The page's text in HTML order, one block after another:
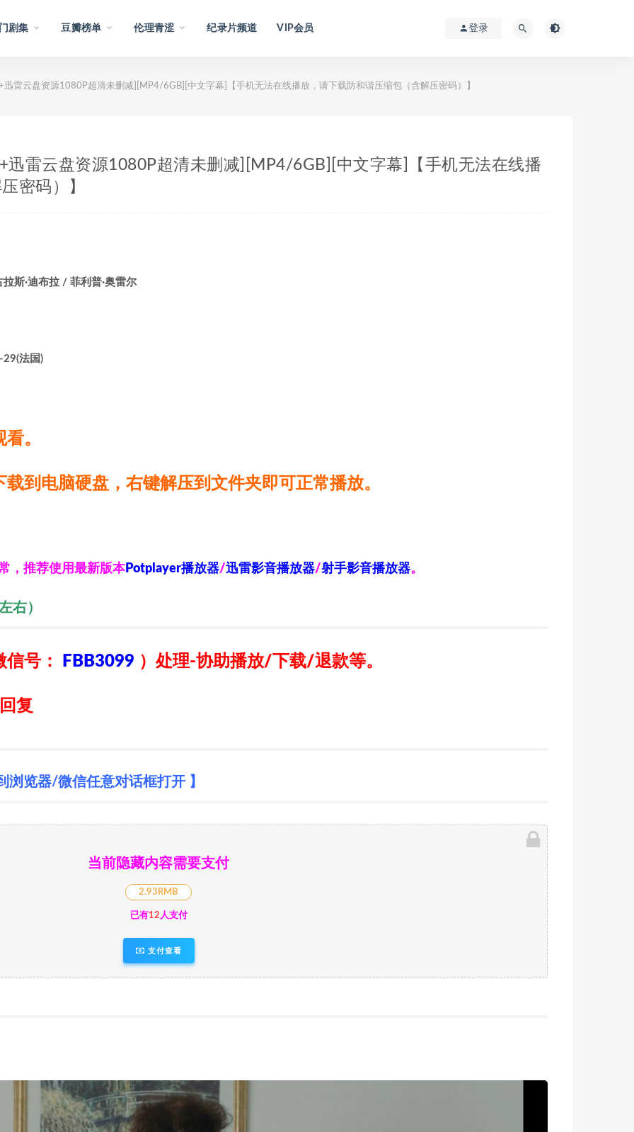
剧集 豆瓣榜单 伦理青涩 纪录片频道 VIP会员 登录
雷云盘资源1080P超清未删减][MP4/6GB][中文字幕]【手机无法在线播放，请下载防和谐压缩包（含解压密码）】
迅雷云盘资源1080P超清未删减][MP4/6GB][中文字幕]【手机无法在线播
密码）】
斯·迪布拉 / 菲利普·奥雷尔
法国)
。
到电脑硬盘，右键解压到文件夹即可正常播放。
，推荐使用最新版本Potplayer播放器/迅雷影音播放器/射手影音播放器。
右）
信号： FBB3099 ） 处理-协助播放/下载/退款等。
复
览器/微信任意对话框打开 】
当前隐藏内容需要支付
2.93RMB
已有12人支付
支付查看